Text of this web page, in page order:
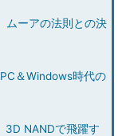
ーアの法則との決
＆Windows時代の
NANDで飛躍す